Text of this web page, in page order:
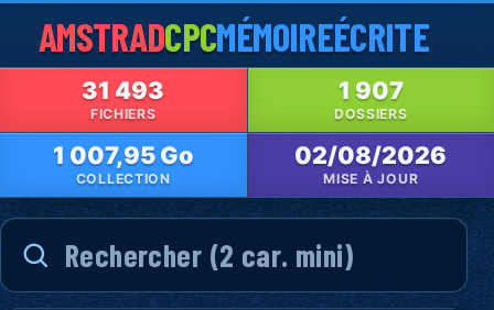
AMSTRADCPCMÉMOIREÉCRITE
31 493
FICHIERS
1 907
DOSSIERS
1 007,95 Go
COLLECTION
02/08/2026
MISE À JOUR